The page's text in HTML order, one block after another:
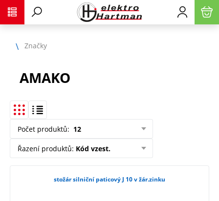
Značky
AMAKO
Počet produktů: 12
Řazení produktů: Kód vzest.
stožár silniční paticový J 10 v žár.zinku